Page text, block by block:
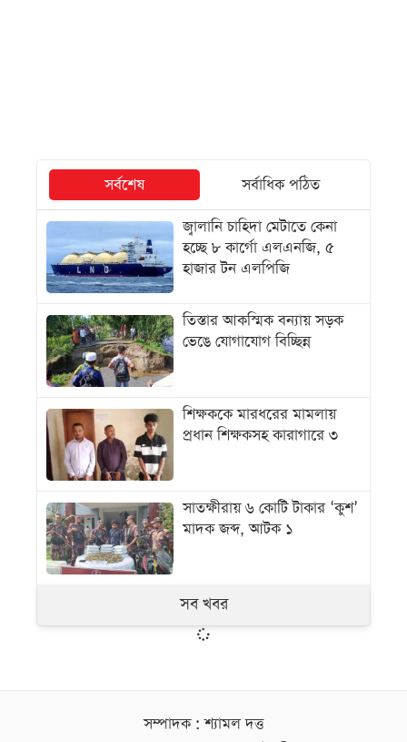
সর্বশেষ
সর্বাধিক পঠিত
জ্বালানি চাহিদা মেটাতে কেনা
হচ্ছে ৮ কার্গো এলএনজি, ৫
হাজার টন এলপিজি
তিস্তার আকস্মিক বন্যায় সড়ক
ভেঙে যোগাযোগ বিচ্ছিন্ন
শিক্ষককে মারধরের মামলায়
প্রধান শিক্ষকসহ কারাগারে ৩
সাতক্ষীরায় ৬ কোটি টাকার ‘কুশ’
মাদক জব্দ, আটক ১
সব খবর
সম্পাদক : শ্যামল দত্ত